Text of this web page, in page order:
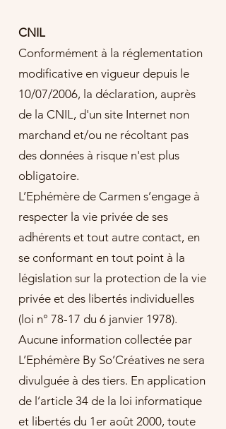
CNIL
​Conformément à la réglementation
modificative en vigueur depuis le
10/07/2006, la déclaration, auprès
de la CNIL, d'un site Internet non
marchand et/ou ne récoltant pas
des données à risque n'est plus
obligatoire.
L’Ephémère de Carmen s’engage à
respecter la vie privée de ses
adhérents et tout autre contact, en
se conformant en tout point à la
législation sur la protection de la vie
privée et des libertés individuelles
(loi n° 78-17 du 6 janvier 1978).
Aucune information collectée par
L’Ephémère By So’Créatives ne sera
divulguée à des tiers. En application
de l’article 34 de la loi informatique
et libertés du 1er août 2000, toute